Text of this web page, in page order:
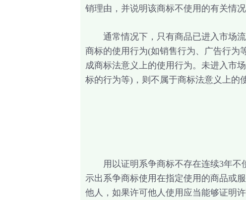
销理由，并说明该商标不使用的有关情
通常情况下，只有商品已进入市场流
商标的使用行为(如销售行为、广告行为
成商标法意义上的使用行为。未进入市
标的行为等)，则不属于商标法意义上的
用以证明系争商标不存在连续3年不
示出系争商标使用在指定使用的商品或
他人，如果许可他人使用应当能够证明